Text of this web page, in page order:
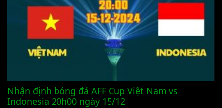
Nhận định bóng đá AFF Cup Việt Nam vs
Indonesia 20h00 ngày 15/12